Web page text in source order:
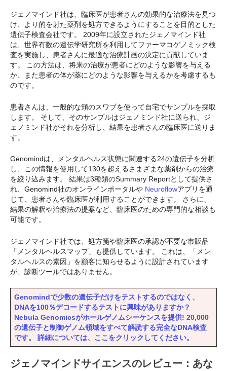
ジェノマインド社は、臨床医が患者さんの効果的な治療法を見つ
け、より的を射た薬剤を処方できるようにすることを目的とした
遺伝子検査会社です。 2009年に設立されたジェノマインド社
は、世界有数の遺伝学研究所を利用してファーマコゲノミック検
査を実施し、患者さんに最適な治療計画の決定に貢献していま
す。 この方法は、将来の治療が患者にどのような影響を与える
か、また患者の体が薬にどのような影響を与えるかを考慮するも
のです。
患者さんは、一般的な頬のスワブを使って自宅でサンプルを採取
します。 そして、そのサンプルはジェノミンド社に送られ、ジ
ェノミンド社がそれを分析し、結果を患者さんの臨床医に送りま
す。
Genomindは、メンタルヘルス状態に関連する24の遺伝子を分析
し、この情報を使用して130を超えるさまざまな薬剤からの治療
を絞り込みます。 結果は3種類のSummary Reportとして提供さ
れ、Genomind社のオンラインポータルや Neuroflowアプリを通
じて、患者さんや臨床医が利用することができます。 さらに、
結果の解釈や治療法の提案など、臨床医のための専門的な相談も
可能です。
ジェノマインド社では、処方箋や臨床医の承認が不要な市販品
「メンタルヘルスマップ」も提供しています。 これは、「メン
タルヘルスの素因」を顧客に知らせるように設計されています
が、診断ツールではありません。
Genomindで少数の遺伝子だけをテストするのではなく、
DNAを100％デコードするテストに興味がありますか？
Nebula Genomicsがホールゲノムシーケンスを提供! 20,000
の遺伝子と制御ゲノム領域をすべて解読する完全なDNA検査
です。 詳細については、ここをクリックしてください。
ジェノマインドサイエンスのレビュー：あな